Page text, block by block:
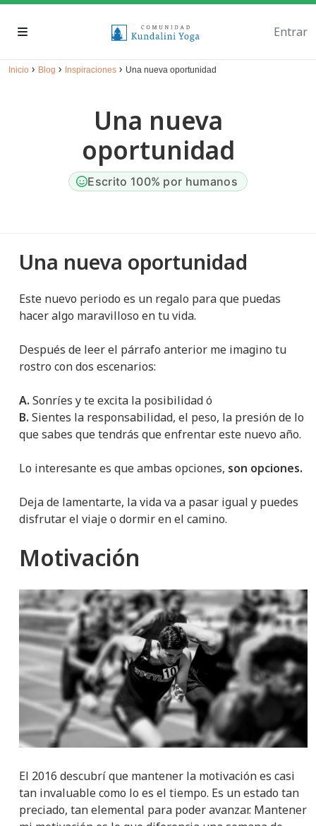
Entrar
Inicio › Blog › Inspiraciones › Una nueva oportunidad
Una nueva
oportunidad
Escrito 100% por humanos
Una nueva oportunidad
Este nuevo periodo es un regalo para que puedas
hacer algo maravilloso en tu vida.
Después de leer el párrafo anterior me imagino tu
rostro con dos escenarios:
A. Sonríes y te excita la posibilidad ó
B. Sientes la responsabilidad, el peso, la presión de lo
que sabes que tendrás que enfrentar este nuevo año.
Lo interesante es que ambas opciones, son opciones.
Deja de lamentarte, la vida va a pasar igual y puedes
disfrutar el viaje o dormir en el camino.
Motivación
El 2016 descubrí que mantener la motivación es casi
tan invaluable como lo es el tiempo. Es un estado tan
preciado, tan elemental para poder avanzar. Mantener